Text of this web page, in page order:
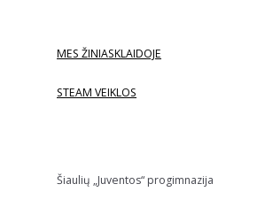
MES ŽINIASKLAIDOJE
STEAM VEIKLOS
Šiaulių „Juventos“ progimnazija